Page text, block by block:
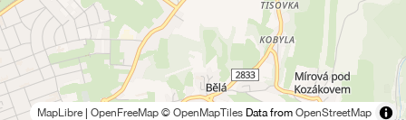
MapLibre OpenFreeMap © OpenMapTiles Data from OpenStreetMap